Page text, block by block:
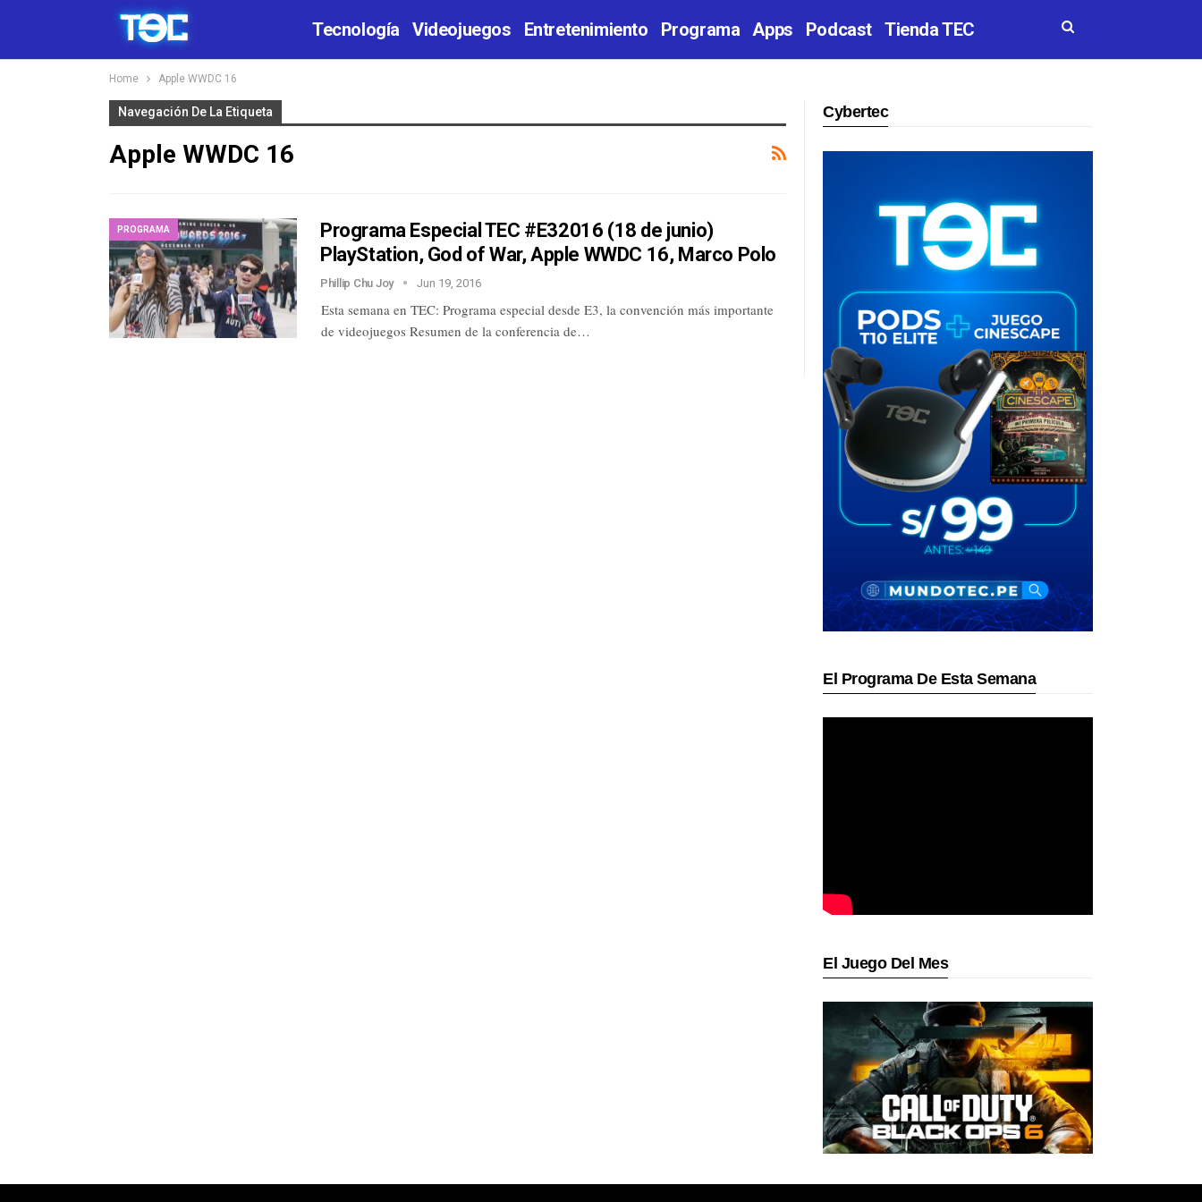
Tecnología Videojuegos Entretenimiento Programa Apps Podcast Tienda TEC
Home Apple WWDC 16
Navegación De La Etiqueta
Apple WWDC 16
PROGRAMA
Programa Especial TEC #E32016 (18 de junio)
PlayStation, God of War, Apple WWDC 16, Marco Polo
Phillip Chu Joy Jun 19, 2016
Esta semana en TEC: Programa especial desde E3, la convención más importante
de videojuegos Resumen de la conferencia de…
Cybertec
El Programa De Esta Semana
El Juego Del Mes